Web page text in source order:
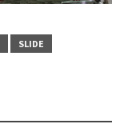
SLIDE